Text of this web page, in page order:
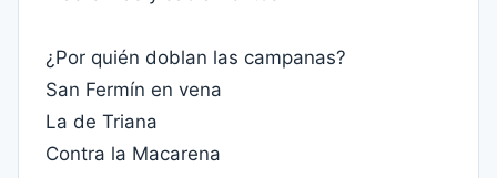
¿Por quién doblan las campanas?
San Fermín en vena
La de Triana
Contra la Macarena